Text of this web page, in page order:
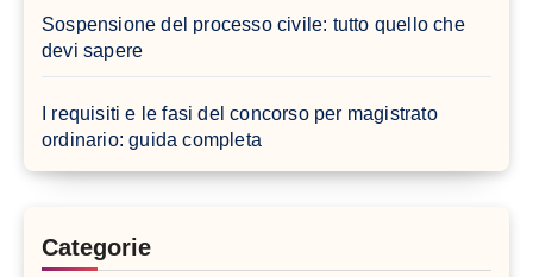
Sospensione del processo civile: tutto quello che
devi sapere
I requisiti e le fasi del concorso per magistrato
ordinario: guida completa
Categorie